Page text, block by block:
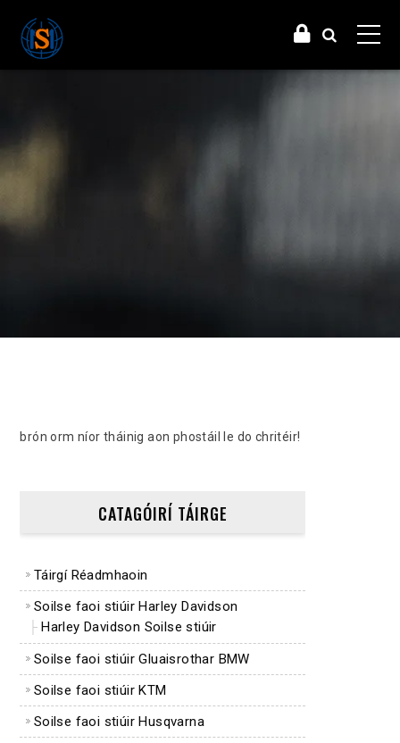
brón orm níor tháinig aon phostáil le do chritéir!
CATAGÓIRÍ TÁIRGE
Táirgí Réadmhaoin
Soilse faoi stiúir Harley Davidson
Harley Davidson Soilse stiúir
Soilse faoi stiúir Gluaisrothar BMW
Soilse faoi stiúir KTM
Soilse faoi stiúir Husqvarna